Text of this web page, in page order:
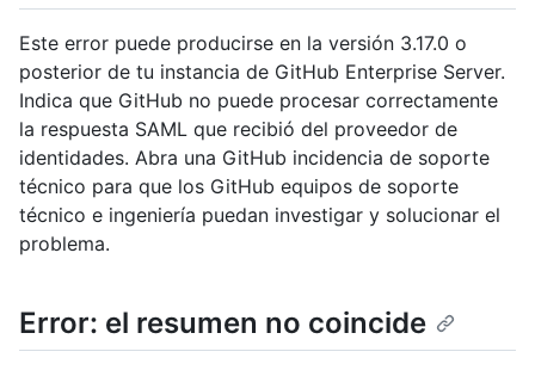
Este error puede producirse en la versión 3.17.0 o
posterior de tu instancia de GitHub Enterprise Server.
Indica que GitHub no puede procesar correctamente
la respuesta SAML que recibió del proveedor de
identidades. Abra una GitHub incidencia de soporte
técnico para que los GitHub equipos de soporte
técnico e ingeniería puedan investigar y solucionar el
problema.
Error: el resumen no coincide